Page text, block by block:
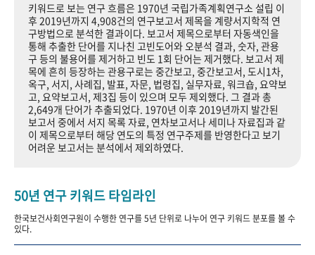
기록물 아카이브
사진 아카이브 문서 기록물 행정박물 영상 기록물
+1주년 기념
성과 50선 숫자로 보는 50년 50+1주년 광장
세계와 함께 한 KIHASA
VR 역사관
키워드로 보는 연구 흐름은 1970년 국립가족계획연구소 설립 이
후 2019년까지 4,908건의 연구보고서 제목을 계량서지학적 연
구방법으로 분석한 결과이다. 보고서 제목으로부터 자동색인을
통해 추출한 단어를 지나친 고빈도어와 오분석 결과, 숫자, 관용
구 등의 불용어를 제거하고 빈도 1회 단어는 제거했다. 보고서 제
목에 흔히 등장하는 관용구로는 중간보고, 중간보고서, 도시1차,
옥구, 서지, 사례집, 발표, 자문, 법령집, 실무자료, 워크숍, 요약보
고, 요약보고서, 제3집 등이 있으며 모두 제외했다. 그 결과 총
2,649개 단어가 추출되었다. 1970년 이후 2019년까지 발간된
보고서 중에서 서지 목록 자료, 연차보고서나 세미나 자료집과 같
이 제목으로부터 해당 연도의 특정 연구주제를 반영한다고 보기
어려운 보고서는 분석에서 제외하였다.
50년 연구 키워드 타임라인
한국보건사회연구원이 수행한 연구를 5년 단위로 나누어 연구 키워드 분포를 볼 수
있다.